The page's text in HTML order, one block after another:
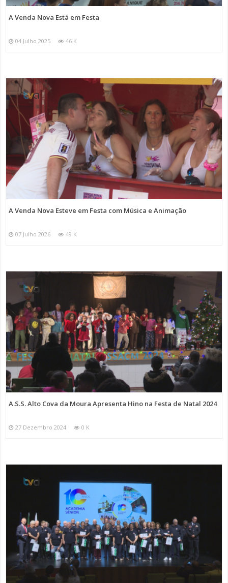
A Venda Nova Está em Festa
04 Julho 2025 46 K
A Venda Nova Esteve em Festa com Música e Animação
07 Julho 2026 49 K
A.S.S. Alto Cova da Moura Apresenta Hino na Festa de Natal 2024
27 Dezembro 2024 0 K